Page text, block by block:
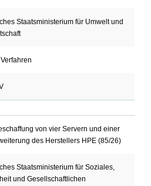
Staatsministerium für Umwelt und
von vier Servern und einer
des Herstellers HPE (85/26)
Staatsministerium für Soziales,
und Gesellschaftlichen